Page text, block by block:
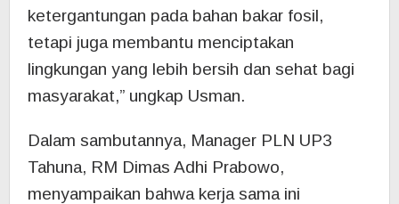
ketergantungan pada bahan bakar fosil,
tetapi juga membantu menciptakan
lingkungan yang lebih bersih dan sehat bagi
masyarakat,” ungkap Usman.
Dalam sambutannya, Manager PLN UP3
Tahuna, RM Dimas Adhi Prabowo,
menyampaikan bahwa kerja sama ini